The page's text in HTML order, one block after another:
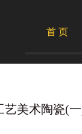
首 页
美术陶瓷(一